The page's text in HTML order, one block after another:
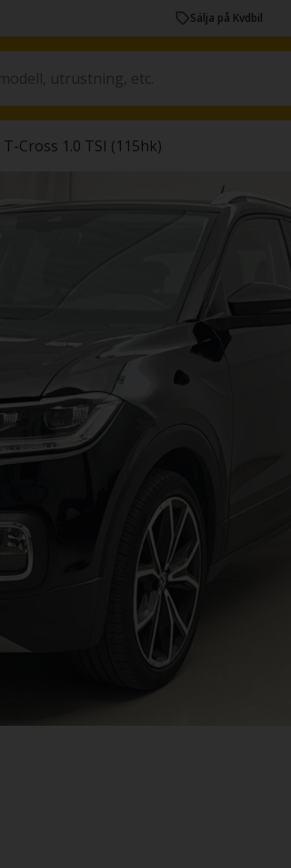
Sälja på Kvdbil
T-Cross 1.0 TSI (115hk)